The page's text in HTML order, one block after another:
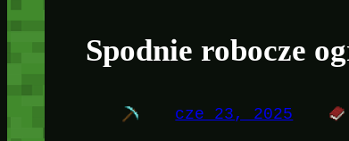
Spodnie robocze
cze 23, 2025